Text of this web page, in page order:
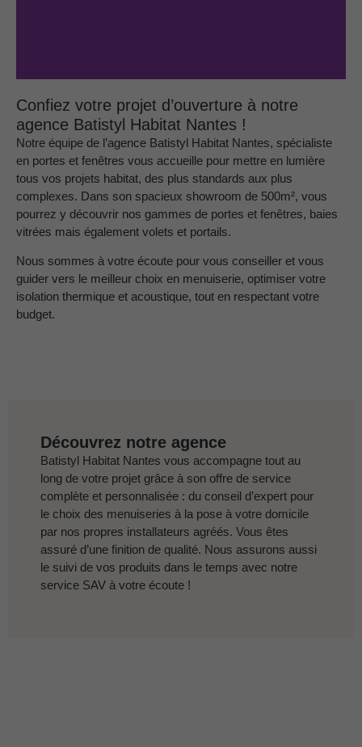
Confiez votre projet d’ouverture à notre
agence Batistyl Habitat Nantes !
Notre équipe de l’agence Batistyl Habitat Nantes, spécialiste
en portes et fenêtres vous accueille pour mettre en lumière
tous vos projets habitat, des plus standards aux plus
complexes. Dans son spacieux showroom de 500m², vous
pourrez y découvrir nos gammes de portes et fenêtres, baies
vitrées mais également volets et portails.
Nous sommes à votre écoute pour vous conseiller et vous
guider vers le meilleur choix en menuiserie, optimiser votre
isolation thermique et acoustique, tout en respectant votre
budget.
Découvrez notre agence
Batistyl Habitat Nantes vous accompagne tout au
long de votre projet grâce à son offre de service
complète et personnalisée : du conseil d’expert pour
le choix des menuiseries à la pose à votre domicile
par nos propres installateurs agréés. Vous êtes
assuré d’une finition de qualité. Nous assurons aussi
le suivi de vos produits dans le temps avec notre
service SAV à votre écoute !